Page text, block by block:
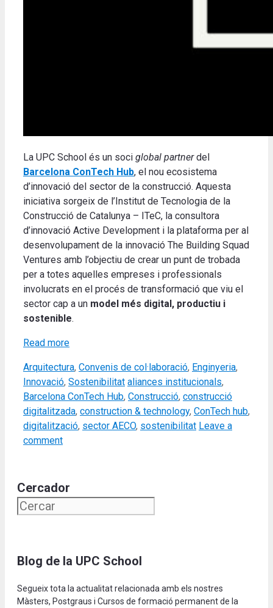
La UPC School és un soci global partnerdel
Barcelona ConTech Hub, el nou ecosistema
d’innovació del sector de la construcció. Aquesta
iniciativa sorgeix de l’Institut de Tecnologia de la
Construcció de Catalunya – ITeC, la consultora
d’innovació Active Development i la plataforma per al
desenvolupament de la innovació The Building Squad
Ventures amb l’objectiu de crear un punt de trobada
per a totes aquelles empreses i professionals
involucrats en el procés de transformació que viu el
sector cap a un model més digital, productiu i
sostenible.
Read more
Categories
Arquitectura, Convenis de col·laboració, Enginyeria,
Innovació, Sostenibilitat Tags
aliances institucionals,
Barcelona ConTech Hub, Construcció, construcció
digitalitzada, construction & technology, ConTech hub,
digitalització, sector AECO, sostenibilitat Leave a
comment
Cercador
Blog de la UPC School
Segueix tota la actualitat relacionada amb els nostres
Màsters, Postgraus i Cursos de formació permanent de la